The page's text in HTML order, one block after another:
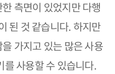
측면이 있었지만 다행
된 것 같습니다. 하지만
가지고 있는 많은 사용
사용할 수 있습니다.